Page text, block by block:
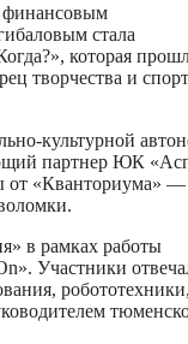
финансовым
стала
которая
творчества и
культурной
партнер ЮК
от «Кванториума» —
в рамках работы
Участники